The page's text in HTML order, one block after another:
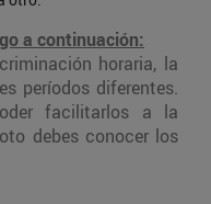
a continuación:
horaria, la
períodos diferentes.
facilitarlos a la
debes conocer los